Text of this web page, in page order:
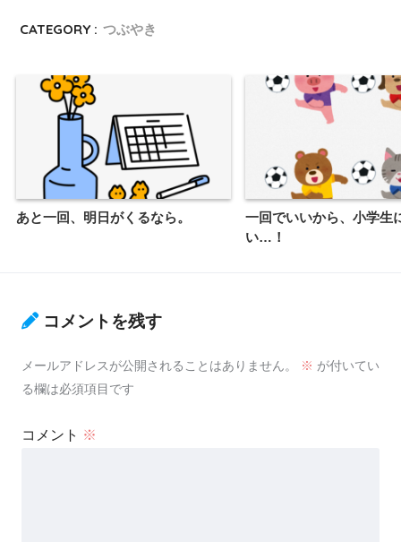
CATEGORY : つぶやき
あと一回、明日がくるなら。
一回でいいから、小学生
い…！
コメントを残す
メールアドレスが公開されることはありません。 ※ が付いてい
る欄は必須項目です
コメント ※